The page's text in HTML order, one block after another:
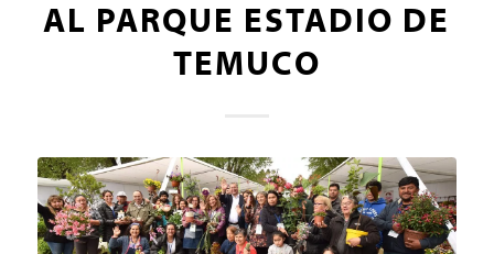
AL PARQUE ESTADIO DE
TEMUCO